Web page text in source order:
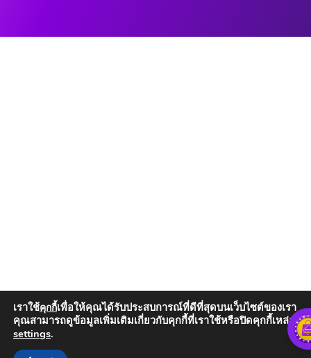
เราใช้คุกกี้เพื่อให้คุณได้รับประสบการณ์ที่ดีที่สุดบนเว็บไซต์ของเรา
คุณสามารถดูข้อมูลเพิ่มเติมเกี่ยวกับคุกกี้ที่เราใช้หรือปิดคุกกี้เหล่านั้น
settings.